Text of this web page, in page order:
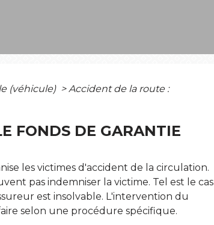
(véhicule) > Accident de la route :
FONDS DE GARANTIE
les victimes d'accident de la circulation.
pas indemniser la victime. Tel est le cas
est insolvable. L'intervention du
selon une procédure spécifique.